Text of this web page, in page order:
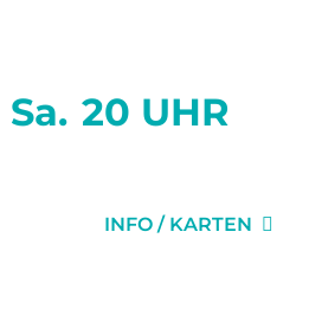
Sa. 20 UHR
INFO / KARTEN